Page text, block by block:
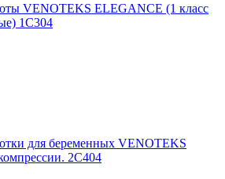
VENOTEKS ELEGANCE (1 класс
1C304
для беременных VENOTEKS
2С404